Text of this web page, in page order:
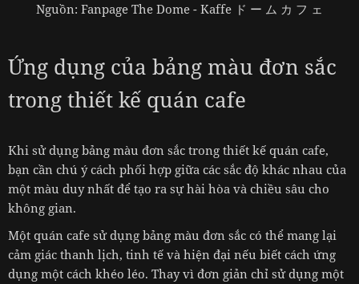
Nguồn: Fanpage The Dome - Kaffe ド ー ム カ フ ェ
Ứng dụng của bảng màu đơn sắc
trong thiết kế quán cafe
Khi sử dụng bảng màu đơn sắc trong thiết kế quán cafe,
bạn cần chú ý cách phối hợp giữa các sắc độ khác nhau của
một màu duy nhất để tạo ra sự hài hòa và chiều sâu cho
không gian.
Một quán cafe sử dụng bảng màu đơn sắc có thể mang lại
cảm giác thanh lịch, tinh tế và hiện đại nếu biết cách ứng
dụng một cách khéo léo. Thay vì đơn giản chỉ sử dụng một